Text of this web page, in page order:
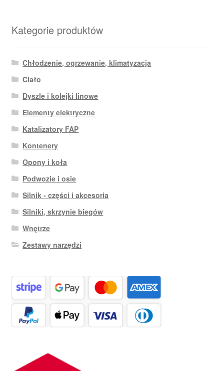
Kategorie produktów
Chłodzenie, ogrzewanie, klimatyzacja
Ciało
Dyszle i kolejki linowe
Elementy elektryczne
Katalizatory FAP
Kontenery
Opony i koła
Podwozie i osie
Silnik - części i akcesoria
Silniki, skrzynie biegów
Wnętrze
Zestawy narzędzi